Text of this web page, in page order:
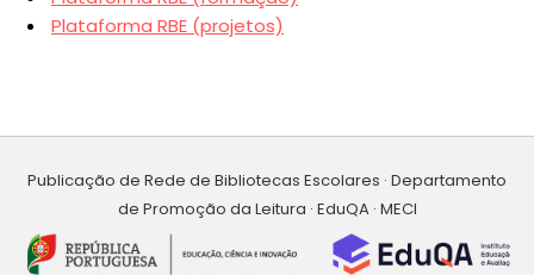
Plataforma RBE (projetos)
Publicação de Rede de Bibliotecas Escolares · Departamento
de Promoção da Leitura · EduQA · MECI